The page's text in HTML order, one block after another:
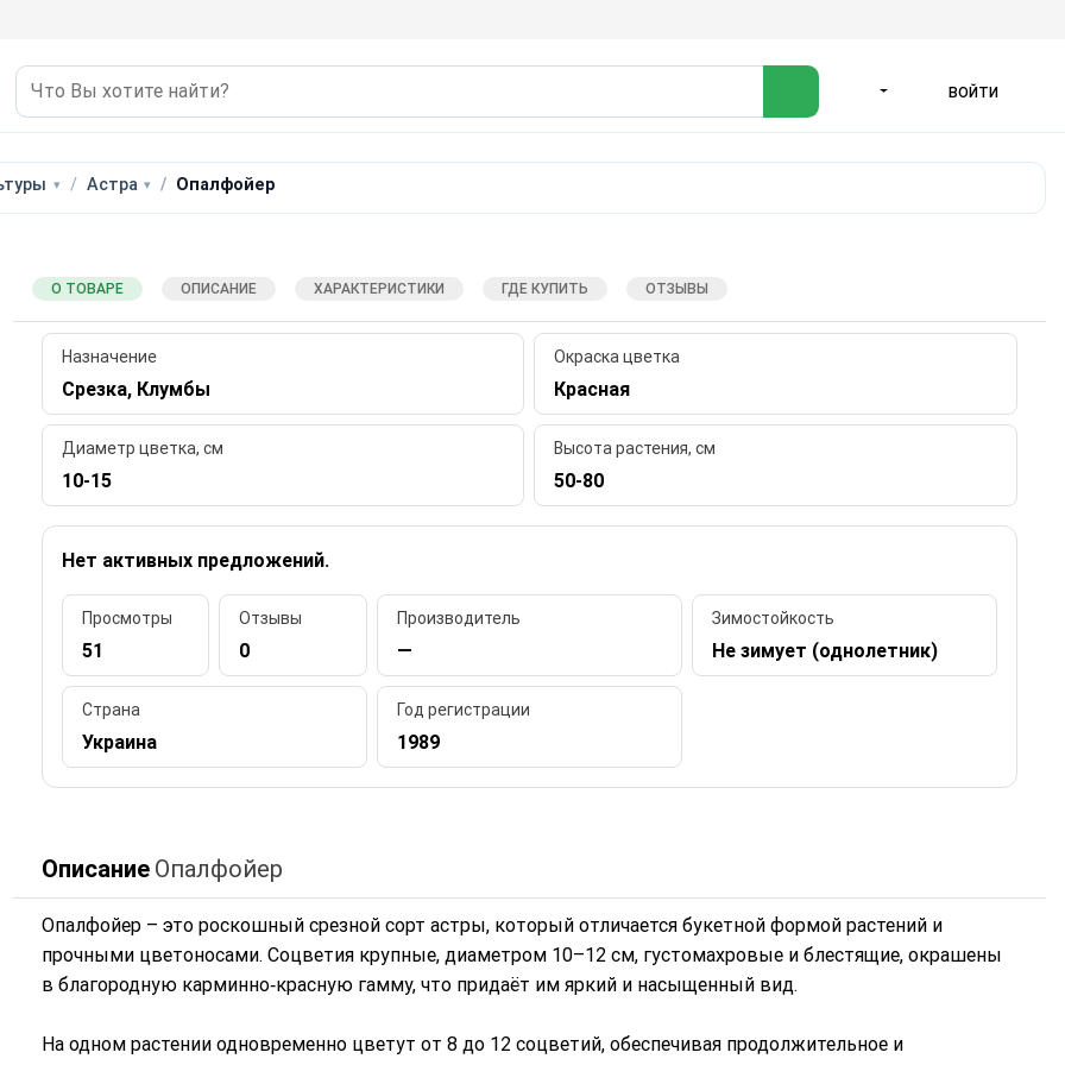
ВОЙТИ
Астра Опалфойер
О ТОВАРЕ ОПИСАНИЕ ХАРАКТЕРИСТИКИ ГДЕ КУПИТЬ ОТЗЫВЫ
Назначение
Срезка, Клумбы
Окраска цветка
Красная
Диаметр цветка, см
10-15
Высота растения, см
50-80
Нет активных предложений.
Просмотры
51
Отзывы
0
Производитель
—
Зимостойкость
Не зимует (однолетник)
Страна
Украина
Год регистрации
1989
Описание Опалфойер
Опалфойер – это роскошный срезной сорт астры, который отличается букетной формой растений и
прочными цветоносами. Соцветия крупные, диаметром 10–12 см, густомахровые и блестящие, окрашены
в благородную карминно‑красную гамму, что придаёт им яркий и насыщенный вид.
На одном растении одновременно цветут от 8 до 12 соцветий, обеспечивая продолжительное и